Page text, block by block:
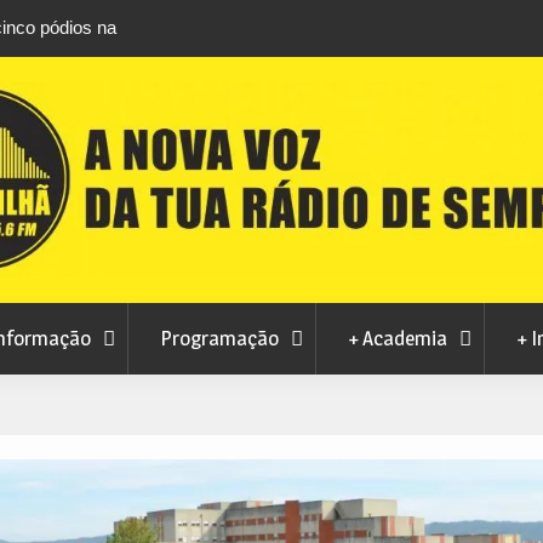
pódios na
coletivo
total do Sol de 12 de agosto
Programação + Academia +